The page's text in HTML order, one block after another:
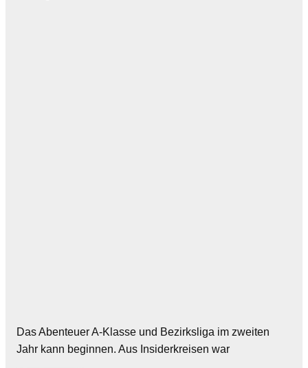
Das Abenteuer A-Klasse und Bezirksliga im zweiten
Jahr kann beginnen. Aus Insiderkreisen war